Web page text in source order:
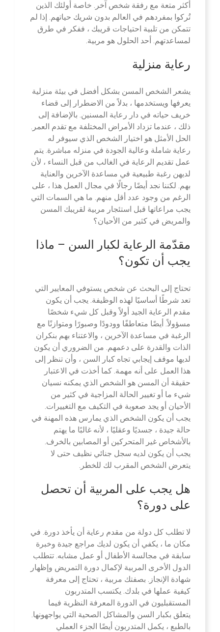
أكثر متعة مع رفقة شخص آخر. خاصة أولئك الذين
تُركوا بمفردهم في العالم بدون شريك حياتهم. إذا لم
تتمكن من تلبية احتياجات قريبك ، ففكر في طرق
لمساعدتهم. أحد الحلول هو مربية.
رعاية منزلية
يشعر الشخص المسن بشكل أفضل في بيئة منزلية
يعرفها ويستخدمها ، بدلاً من الاضطرار إلى قضاء
خريف حياته في دار رعاية المسنين. بالإضافة إلى
ذلك ، عندما تزداد الأمراض المختلفة مع تقدم العمر.
الحل الأمثل هو اختيار الشخص الذي سيوفر له
رعاية شاملة وعالية الجودة في منزله مباشرة. يتم
عمل تقديم الرعاية في الغالب من قبل النساء ، لأن
لديهن رغبة طبيعية في مساعدة الآخرين والعناية
بهم. لكننا نجد أيضًا رجالًا في مجال العمل هذا ، على
الرغم من وجود عدد أقل منهم. ما هي السمات التي
يجب مراعاتها قبل استئجار مربية لقريبك المسن
والمريض في كثير من الأحيان؟
مقدّمة الرعاية لكبار السن – ماذا
يجب أن تكون؟
تحتاج إلى البحث عن شخص يستوفي المعايير التي
تعد شرطًا أساسيًا لهذه الوظيفة. يجب أن يكون
مقدم الرعاية الجيد أولاً وقبل كل شيء شخصًا
مسؤولاً. أيضًا متعاطفًا وودودًا وصبورًا ومتوازنًا مع
الرغبة في مساعدة الآخرين ، والاعتناء بهم بنكران
الذات والقدرة على دعمهم. من الضروري أن يكون
لديها موقف إيجابي تجاه كبار السن ، وأن تنظر إلى
هذا العمل على أنه مهمة. كما أخذت في الاعتبار
حقيقة أن المسن هو الشخص الذي يمكنه نسيان
شيء ما أو تغيير الحالة المزاجية في كثير من
الأحيان أو يجد صعوبة في التكيف مع التغييرات.
يجب أن يكون الشخص الذي يمارس هذه المهنة في
حالة جيدة ، جسديًا وعقليًا ، لأنه غالبًا ما يهتم
بالأشخاص غير المتحركين أو المصابين بالخرف.
يجب أن يكون لديه سجل جنائي نظيف حتى لا
يتعرض الشخص المقرب لك للخطر.
هل يجب على المربية أن تحصل
على دورة؟
لا تطلب كل دولة من مقدم رعاية أن يأخذ دورة. في
مكان ما ، يكفي أن يكون لديك مراجع جيدة وخبرة
سابقة في مجالسة الأطفال أو عمل مشابه. تتطلب
الدول الأخرى المربية لإكمال دورة التمريض وإظهار
شهادة الإنجاز. بصفتك مربية ، تحتاج إلى معرفة
كيفية عملها في بلدك. يكتسب المتدربون
المستقبليون في الدورة المعرفة النظرية فيما
يتعلق بكبار السن والمشاكل الصحية التي يواجهونها.
بالطبع ، يكمل المتدربون أيضًا الجزء العملي